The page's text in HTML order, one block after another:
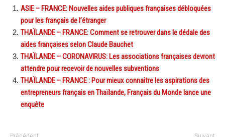
ASIE – FRANCE: Nouvelles aides publiques françaises débloquées
pour les français de l’étranger
THAÏLANDE – FRANCE: Comment se retrouver dans le dédale des
aides françaises selon Claude Bauchet
THAÏLANDE – CORONAVIRUS: Les associations françaises devront
attendre pour recevoir de nouvelles subventions
THAÏLANDE – FRANCE : Pour mieux connaitre les aspirations des
entrepreneurs français en Thaïlande, Français du Monde lance une
enquête